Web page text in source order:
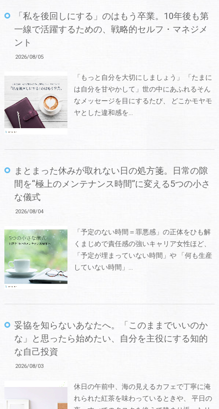
「私を後回しにする」のはもう卒業。10年後も第
一線で活躍するための、戦略的セルフ・マネジメ
ント
2026/08/05
「もっと自分を大切にしましょう」 「たまに
は自分を甘やかして」世の中にあふれるそん
なメッセージを目にするたび、 どこかモヤモ
ヤとした違和感を…
まとまった休みが取れない日の処方箋。日常の隙
間を“極上のメンテナンス時間”に変える5つの小さ
な儀式
2026/08/04
「予定のない時間＝罪悪感」の正体をひも解
くまじめで責任感の強いキャリア女性ほど、
「予定が埋まっていない時間」や 「何も生産
していない時間」…
妥協を知らないあなたへ。「このままでいいのか
な」と思ったら始めたい、自分を主役にする知的
な自己投資
2026/08/03
休日の午前中、海の見えるカフェで丁寧に淹
れられた紅茶を味わっているときや、 平日の